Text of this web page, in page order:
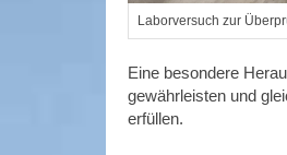
Laborversuch zur
Eine besondere
gewährleisten und
erfüllen.